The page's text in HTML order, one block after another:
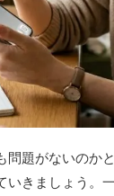
題がないのか
きましょう。